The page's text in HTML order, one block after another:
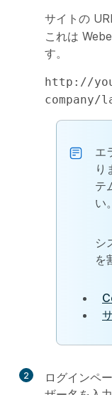
サイトの
これは
す。
http://
company/
エ
り
テ
い。
シ
を
2
ログインペ